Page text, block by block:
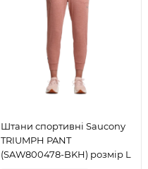
Штани спортивні Saucony
TRIUMPH PANT
(SAW800478-BKH) розмір L